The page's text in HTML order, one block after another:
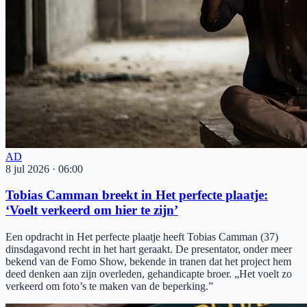
AD
8 jul 2026 · 06:00
Tobias Camman breekt in Het perfecte plaatje:
‘Voelt verkeerd om hier te zijn’
Een opdracht in Het perfecte plaatje heeft Tobias Camman (37)
dinsdagavond recht in het hart geraakt. De presentator, onder meer
bekend van de Fomo Show, bekende in tranen dat het project hem
deed denken aan zijn overleden, gehandicapte broer. „Het voelt zo
verkeerd om foto’s te maken van de beperking.”